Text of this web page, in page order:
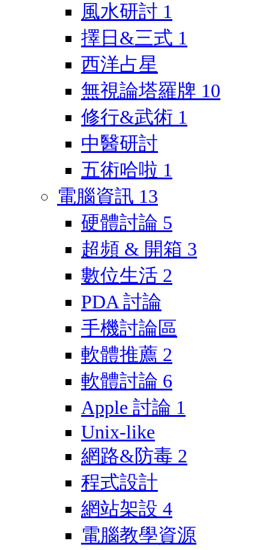
風水研討 1
擇日&三式 1
西洋占星
無視論塔羅牌 10
修行&武術 1
中醫研討
五術哈啦 1
電腦資訊 13
硬體討論 5
超頻 & 開箱 3
數位生活 2
PDA 討論
手機討論區
軟體推薦 2
軟體討論 6
Apple 討論 1
Unix-like
網路&防毒 2
程式設計
網站架設 4
電腦教學資源